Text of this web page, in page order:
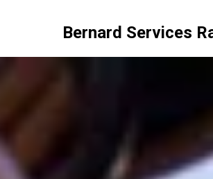
Bernard Services